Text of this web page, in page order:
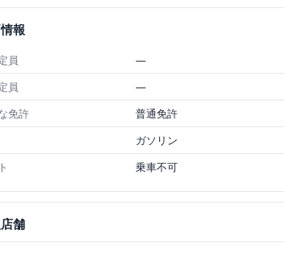
報
員
—
員
—
免許
普通免許
ガソリン
乗車不可
舗